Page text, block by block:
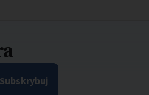
Subskrybuj